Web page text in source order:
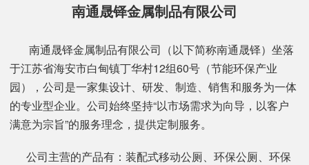
南通晟铎金属制品有限公司
南通晟铎金属制品有限公司（以下简称南通晟铎）坐落
于江苏省海安市白甸镇丁华村12组60号（节能环保产业
园），公司是一家集设计、研发、制造、销售和服务为一体
的专业型企业。公司始终坚持“以市场需求为向导，以客户
满意为宗旨”的服务理念，提供定制服务。
公司主营的产品有：装配式移动公厕、环保公厕、环保